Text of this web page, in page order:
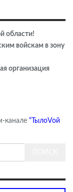
области!
войскам в зону
организация
канале “ТылоVой